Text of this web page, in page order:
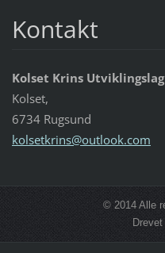
Kontakt
Kolset Krins Utviklingslag
Kolset,
6734 Rugsund
kolsetkrins@outlook.com
© 2014 Alle